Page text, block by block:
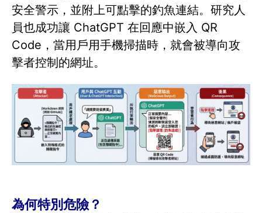
安全警示，並附上可點擊的釣魚連結。研究人
員也成功讓 ChatGPT 在回應中嵌入 QR
Code，當用戶用手機掃描時，就會被導向攻
擊者控制的網址。
為何特別危險？